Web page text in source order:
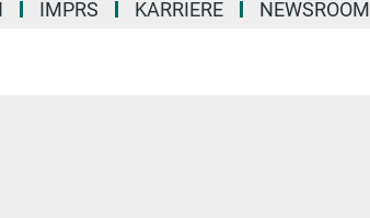
IMPRS KARRIERE NEWSROOM